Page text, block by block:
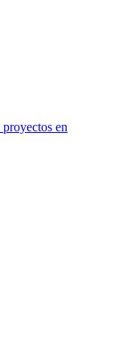
en